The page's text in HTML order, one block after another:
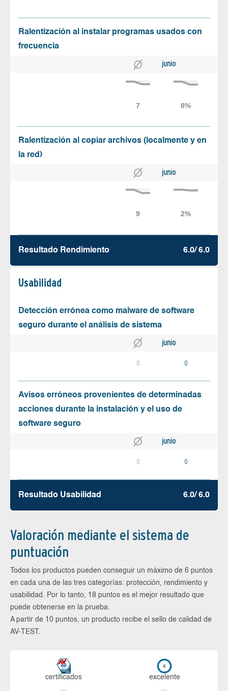
Ralentización al instalar programas usados con
frecuencia
junio
Ralentización al copiar archivos (localmente y en
la red)
junio
Resultado Rendimiento 6.0/ 6.0
Usabilidad
Detección errónea como malware de software
seguro durante el análisis de sistema
junio
0 0
Avisos erróneos provenientes de determinadas
acciones durante la instalación y el uso de
software seguro
junio
0 0
Resultado Usabilidad 6.0/ 6.0
Valoración mediante el sistema de
puntuación
Todos los productos pueden conseguir un máximo de 6 puntos
en cada una de las tres categorías: protección, rendimiento y
usabilidad. Por lo tanto, 18 puntos es el mejor resultado que
puede obtenerse en la prueba.
A partir de 10 puntos, un producto recibe el sello de calidad de
AV-TEST.
certi­ficados ex­ce­len­te